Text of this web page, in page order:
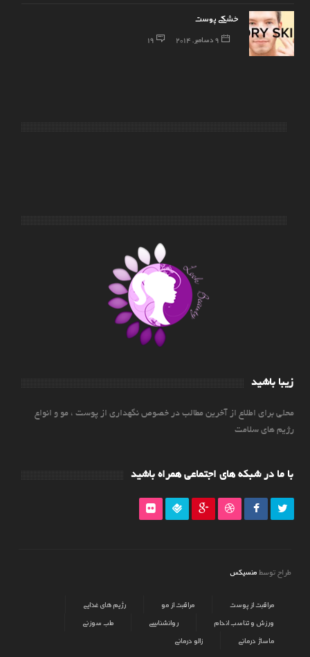
خشکی پوست
9 دسامبر, 2014 19
زیبا باشید
محلی برای اطلاع از آخرین مطالب در خصوص نگهداری از پوست ، مو و انواع
رژیم های سلامت
با ما در شبکه های اجتماعی همراه باشید
طراح توسط منسیکس
مراقبت از پوست مراقبت از مو
رژیم های غذایی
ورزش و تناسب اندام
روانشناسی
طب سوزنی
ماساژ درمانی
زالو درمانی